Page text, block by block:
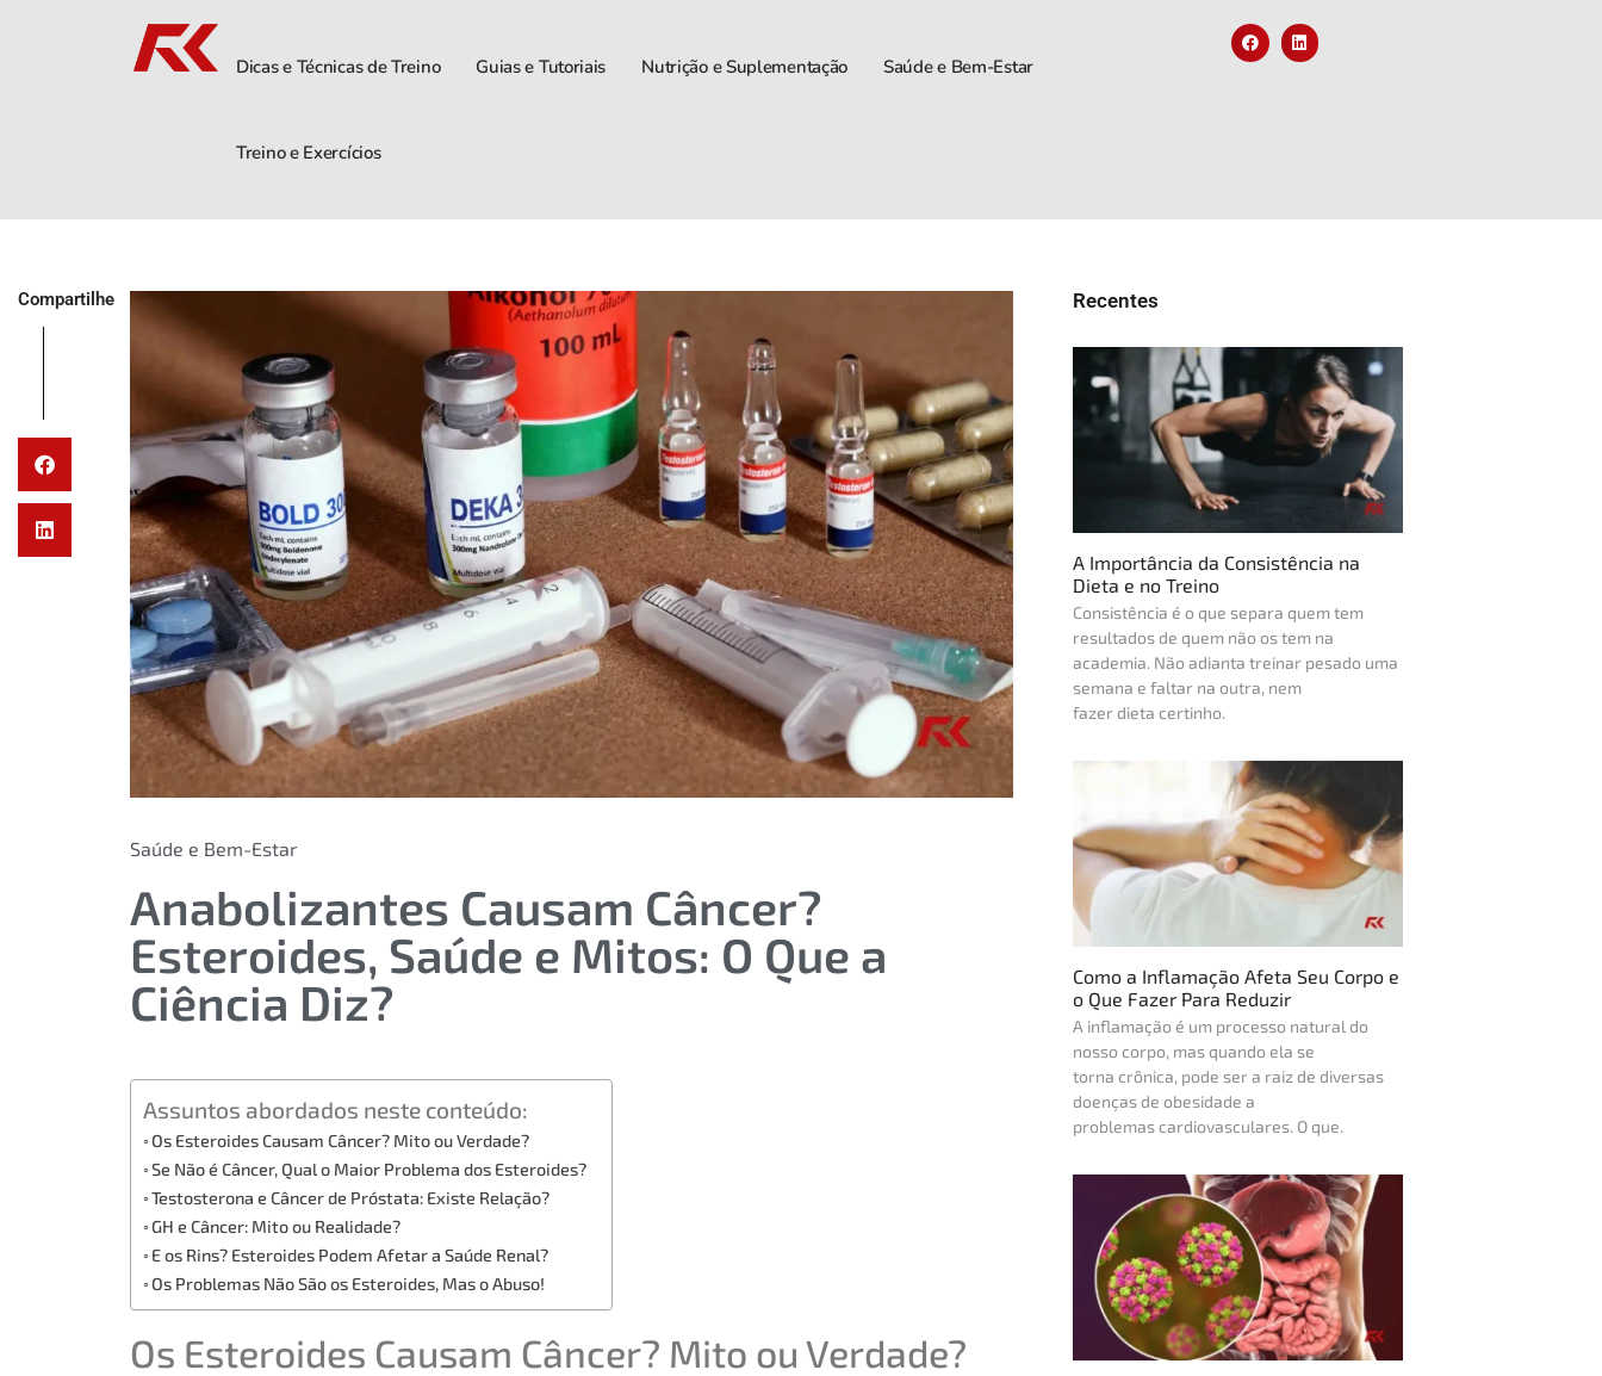
Dicas e Técnicas de Treino Guias e Tutoriais Nutrição e Suplementação Saúde e Bem-Estar
Treino e Exercícios
Compartilhe
Saúde e Bem-Estar
Anabolizantes Causam Câncer?
Esteroides, Saúde e Mitos: O Que a
Ciência Diz?
Assuntos abordados neste conteúdo:
Os Esteroides Causam Câncer? Mito ou Verdade?
Se Não é Câncer, Qual o Maior Problema dos Esteroides?
Testosterona e Câncer de Próstata: Existe Relação?
GH e Câncer: Mito ou Realidade?
E os Rins? Esteroides Podem Afetar a Saúde Renal?
Os Problemas Não São os Esteroides, Mas o Abuso!
Os Esteroides Causam Câncer? Mito ou Verdade?
Recentes
A Importância da Consistência na
Dieta e no Treino
Consistência é o que separa quem tem
resultados de quem não os tem na
academia. Não adianta treinar pesado uma
semana e faltar na outra, nem
fazer dieta certinho.
Como a Inflamação Afeta Seu Corpo e
o Que Fazer Para Reduzir
A inflamação é um processo natural do
nosso corpo, mas quando ela se
torna crônica, pode ser a raiz de diversas
doenças de obesidade a
problemas cardiovasculares. O que.